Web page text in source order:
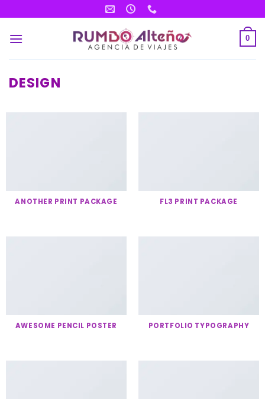
al
contenido
0
DESIGN
ANOTHER PRINT PACKAGE FL3 PRINT PACKAGE
AWESOME PENCIL POSTER PORTFOLIO TYPOGRAPHY